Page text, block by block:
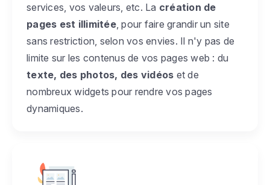
services, vos valeurs, etc. La création de
pages est illimitée, pour faire grandir un site
sans restriction, selon vos envies. Il n'y pas de
limite sur les contenus de vos pages web : du
texte, des photos, des vidéos et de
nombreux widgets pour rendre vos pages
dynamiques.